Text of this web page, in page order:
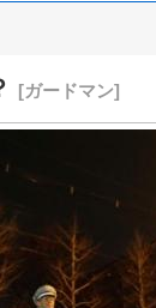
[ガードマン]